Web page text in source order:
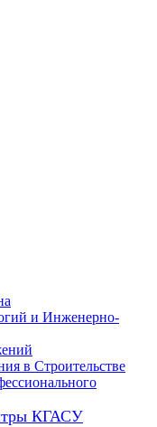
и Инженерно-
в Строительстве
КГАСУ